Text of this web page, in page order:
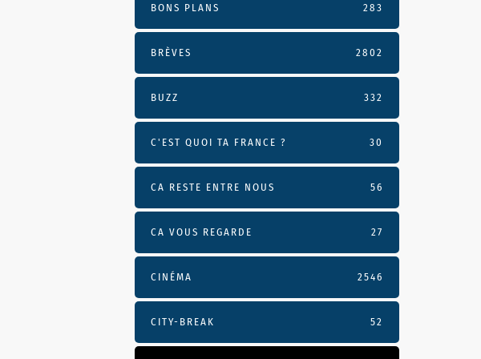
BONS PLANS 283
BRÈVES 2802
BUZZ 332
C'EST QUOI TA FRANCE ? 30
CA RESTE ENTRE NOUS 56
CA VOUS REGARDE 27
CINÉMA 2546
CITY-BREAK 52